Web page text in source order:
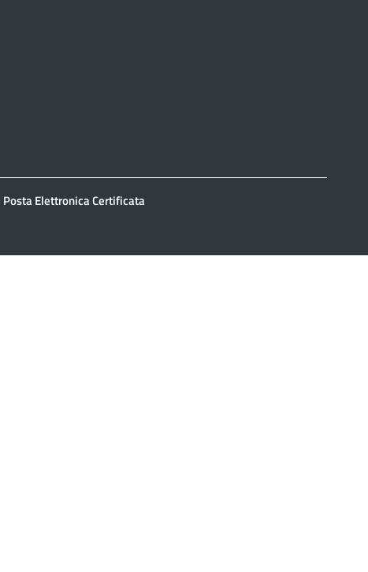
Posta Elettronica Certificata